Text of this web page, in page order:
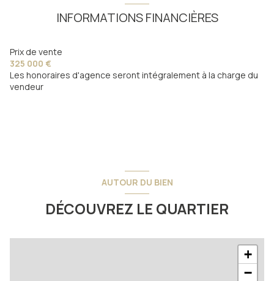
INFORMATIONS FINANCIÈRES
Prix de vente
325 000 €
Les honoraires d'agence seront intégralement à la charge du
vendeur
AUTOUR DU BIEN
DÉCOUVREZ LE QUARTIER
+
−